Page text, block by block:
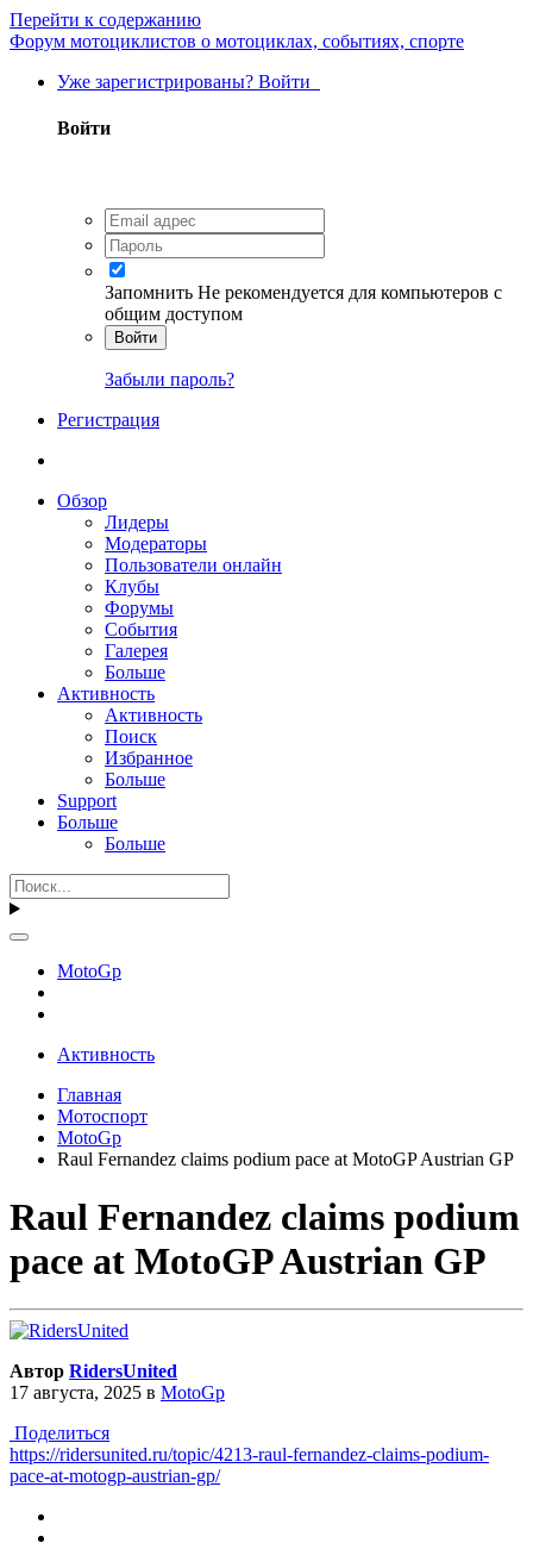
Перейти к содержанию
Форум мотоциклистов о мотоциклах, событиях, спорте
Уже зарегистрированы? Войти
Войти
Запомнить Не рекомендуется для компьютеров с
общим доступом
Войти
Забыли пароль?
Регистрация
Обзор
Лидеры
Модераторы
Пользователи онлайн
Клубы
Форумы
События
Галерея
Больше
Активность
Активность
Поиск
Избранное
Больше
Support
Больше
Больше
MotoGp
Активность
Главная
Мотоспорт
MotoGp
Raul Fernandez claims podium pace at MotoGP Austrian GP
Raul Fernandez claims podium
pace at MotoGP Austrian GP
Автор RidersUnited
17 августа, 2025 в MotoGp
Поделиться
https://ridersunited.ru/topic/4213-raul-fernandez-claims-podium-
pace-at-motogp-austrian-gp/